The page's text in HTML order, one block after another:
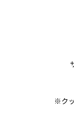
※ク